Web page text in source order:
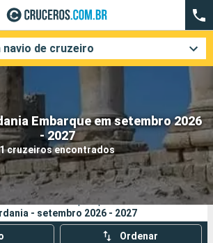
Embarque em setembro 2026
- 2027
1 cruzeiros encontrados
de cruzeiro
Companhias
Pesquisar
seus critérios de pesquisa:
- setembro 2026 - 2027
Ordenar